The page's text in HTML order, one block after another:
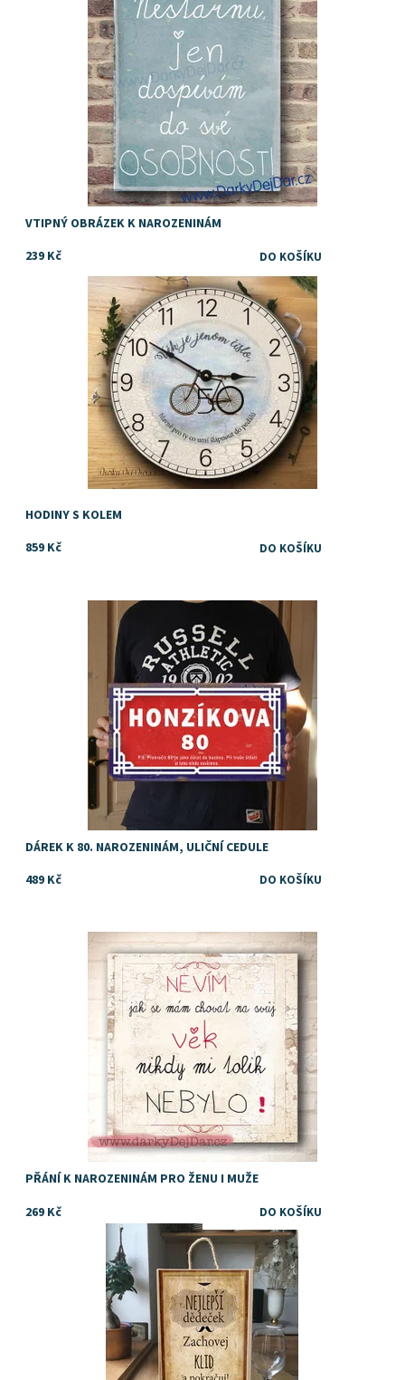
VTIPNÝ OBRÁZEK K NAROZENINÁM
239 Kč
Dárek pro milovníka cyklistiky
Dostupnost:
Skladem
HODINY S KOLEM
859 Kč
Dostupnost: Skladem
DÁREK K 80. NAROZENINÁM, ULIČNÍ CEDULE
489 Kč
Dostupnost: Skladem
PŘÁNÍ K NAROZENINÁM PRO ŽENU I MUŽE
269 Kč
Skladem